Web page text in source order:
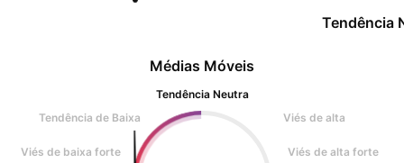
Tendência
Médias Móveis
Tendência Neutra
Tendência de Baixa
Viés de alta
Viés de baixa forte Viés de alta forte